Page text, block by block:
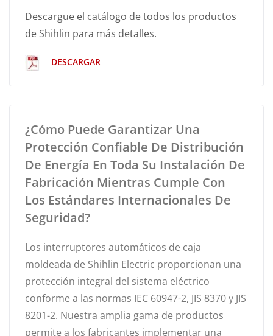
Descargue el catálogo de todos los productos
de Shihlin para más detalles.
DESCARGAR
¿Cómo Puede Garantizar Una
Protección Confiable De Distribución
De Energía En Toda Su Instalación De
Fabricación Mientras Cumple Con
Los Estándares Internacionales De
Seguridad?
Los interruptores automáticos de caja
moldeada de Shihlin Electric proporcionan una
protección integral del sistema eléctrico
conforme a las normas IEC 60947-2, JIS 8370 y JIS
8201-2. Nuestra amplia gama de productos
permite a los fabricantes implementar una